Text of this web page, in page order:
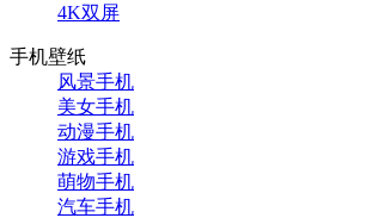
4K双屏
手机壁纸
风景手机
美女手机
动漫手机
游戏手机
萌物手机
汽车手机